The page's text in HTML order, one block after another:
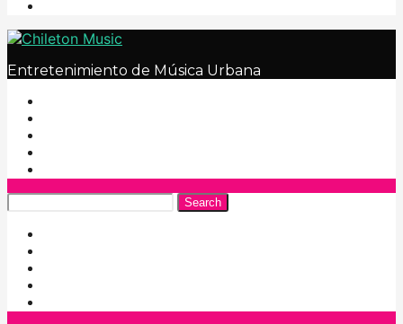
Entretenimiento de Música Urbana
Search